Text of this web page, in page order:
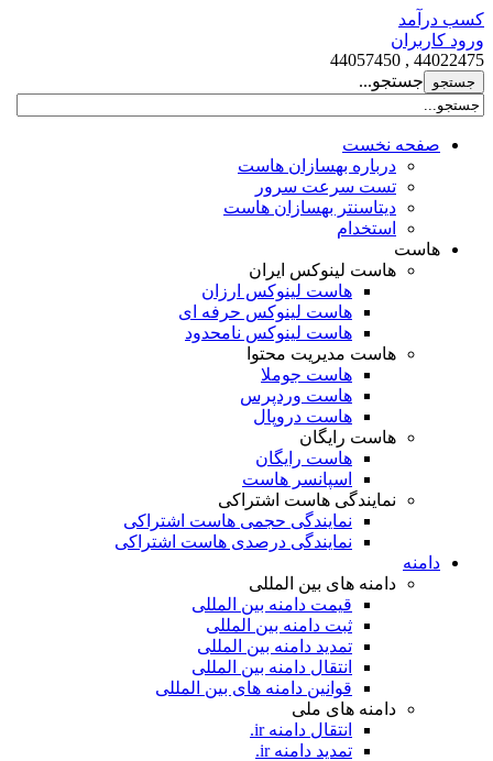
کسب درآمد
ورود کاربران
44022475 , 44057450
جستجو...
صفحه نخست
درباره بهسازان هاست
تست سرعت سرور
دیتاسنتر بهسازان هاست
استخدام
هاست
هاست لینوکس ایران
هاست لینوکس ارزان
هاست لینوکس حرفه ای
هاست لینوکس نامحدود
هاست مدیریت محتوا
هاست جوملا
هاست وردپرس
هاست دروپال
هاست رایگان
هاست رایگان
اسپانسر هاست
نمایندگی هاست اشتراکی
نمایندگی حجمی هاست اشتراکی
نمایندگی درصدی هاست اشتراکی
دامنه
دامنه های بین المللی
قیمت دامنه بین المللی
ثبت دامنه بین المللی
تمدید دامنه بین المللی
انتقال دامنه بین المللی
قوانین دامنه های بین المللی
دامنه های ملی
انتقال دامنه ir.
تمدید دامنه ir.